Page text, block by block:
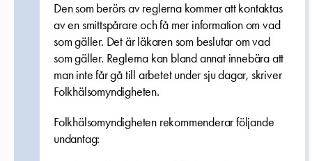
Den som berörs av reglerna kommer att kontaktas
av en smittspårare och få mer information om vad
som gäller. Det är läkaren som beslutar om vad
som gäller. Reglerna kan bland annat innebära att
man inte får gå till arbetet under sju dagar, skriver
Folkhälsomyndigheten.
Folkhälsomyndigheten rekommenderar följande
undantag: